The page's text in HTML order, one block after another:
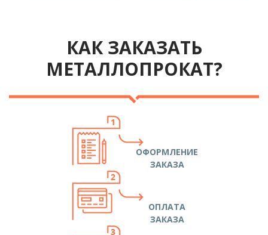
КАК ЗАКАЗАТЬ
МЕТАЛЛОПРОКАТ?
ОФОРМЛЕНИЕ
ЗАКАЗА
ОПЛАТА
ЗАКАЗА